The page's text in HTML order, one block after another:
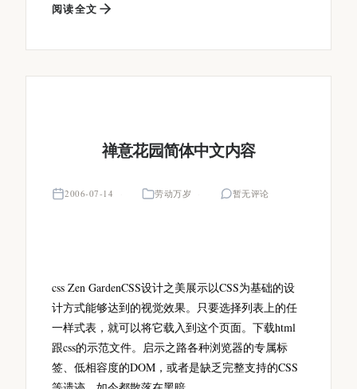
阅读全文
禅意花园简体中文内容
2006-07-14 劳动万岁 暂无评论
css Zen GardenCSS设计之美展示以CSS为基础的设
计方式能够达到的视觉效果。只要选择列表上的任
一样式表，就可以将它载入到这个页面。下载html
跟css的示范文件。启示之路各种浏览器的专属标
签、低相容度的DOM，或者是缺乏完整支持的CSS